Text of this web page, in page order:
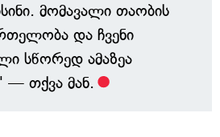
მომავალი თაობის
და ჩვენი
სწორედ ამაზეა
— თქვა მან.